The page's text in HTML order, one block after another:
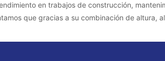
en trabajos de construcción,
que gracias a su combinación de altura,